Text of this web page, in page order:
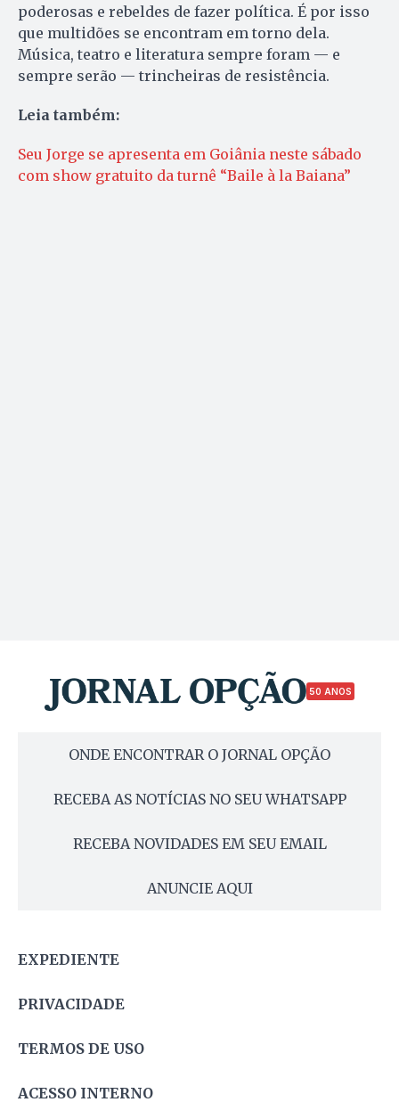
poderosas e rebeldes de fazer política. É por isso
que multidões se encontram em torno dela.
Música, teatro e literatura sempre foram — e
sempre serão — trincheiras de resistência.
Leia também:
Seu Jorge se apresenta em Goiânia neste sábado
com show gratuito da turnê “Baile à la Baiana”
50 ANOS
ONDE ENCONTRAR O JORNAL OPÇÃO
RECEBA AS NOTÍCIAS NO SEU WHATSAPP
RECEBA NOVIDADES EM SEU EMAIL
ANUNCIE AQUI
EXPEDIENTE
PRIVACIDADE
TERMOS DE USO
ACESSO INTERNO